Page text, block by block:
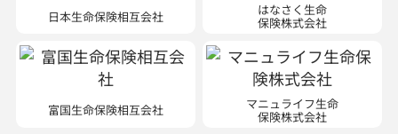
日本生命保険相互会社 はなさく生命
保険株式会社
富国生命保険相互会社 マニュライフ生命
保険株式会社